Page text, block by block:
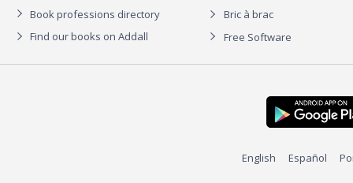
Book professions directory
Find our books on Addall
Bric à brac
Free Software
English Español